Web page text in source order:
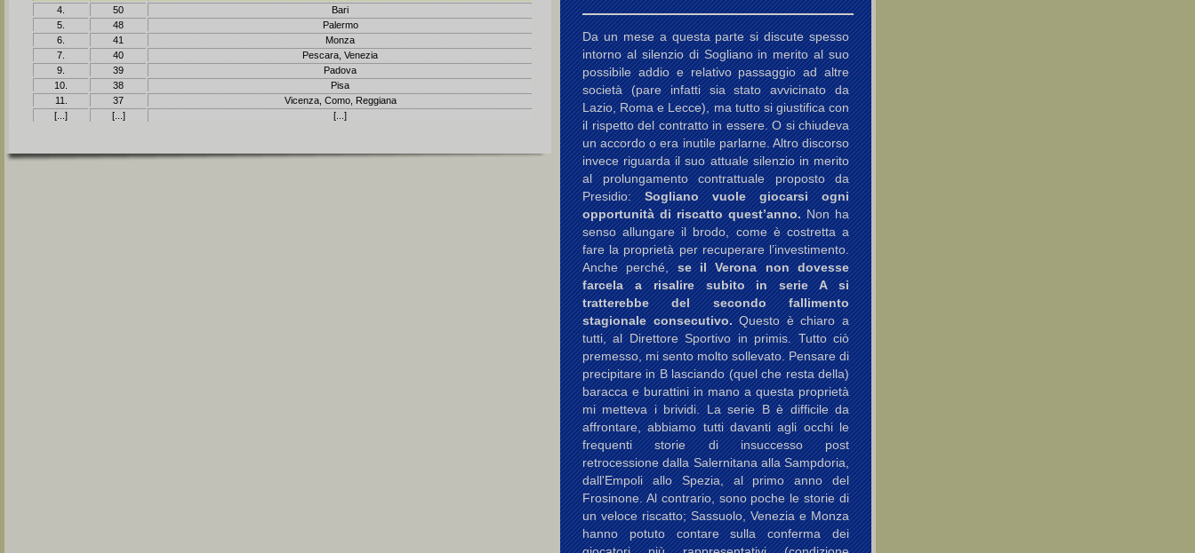
4.
50
Bari
5.
48
Palermo
6.
41
Monza
7.
40
Pescara, Venezia
9.
39
Padova
10.
38
Pisa
11.
37
Vicenza, Como, Reggiana
[...]
[...] [...]
Da un mese a questa parte si discute spesso
intorno al silenzio di Sogliano in merito al suo
possibile addio e relativo passaggio ad altre
società (pare infatti sia stato avvicinato da
Lazio, Roma e Lecce), ma tutto si giustifica con
il rispetto del contratto in essere. O si chiudeva
un accordo o era inutile parlarne. Altro discorso
invece riguarda il suo attuale silenzio in merito
al prolungamento contrattuale proposto da
Presidio:Sogliano vuole giocarsi ogni
opportunità di riscatto quest’anno.Non ha
senso allungare il brodo, come è costretta a
fare la proprietà per recuperare l’investimento.
Anche perché,se il Verona non dovesse
farcela a risalire subito in serie A si
tratterebbe del secondo fallimento
stagionale consecutivo.Questo è chiaro a
tutti, al Direttore Sportivo in primis. Tutto ciò
premesso, mi sento molto sollevato. Pensare di
precipitare in B lasciando (quel che resta della)
baracca e burattini in mano a questa proprietà
mi metteva i brividi. La serie B è difficile da
affrontare, abbiamo tutti davanti agli occhi le
frequenti storie di insuccesso post
retrocessione dalla Salernitana alla Sampdoria,
dall'Empoli allo Spezia, al primo anno del
Frosinone. Al contrario, sono poche le storie di
un veloce riscatto; Sassuolo, Venezia e Monza
hanno potuto contare sulla conferma dei